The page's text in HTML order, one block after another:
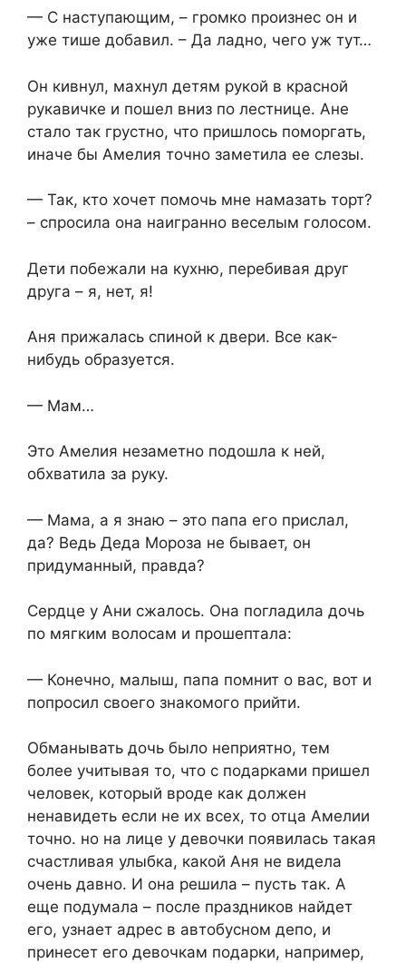
— С наступающим, – громко произнес он и
уже тише добавил. – Да ладно, чего уж тут…
Он кивнул, махнул детям рукой в красной
рукавичке и пошел вниз по лестнице. Ане
стало так грустно, что пришлось поморгать,
иначе бы Амелия точно заметила ее слезы.
— Так, кто хочет помочь мне намазать торт?
– спросила она наигранно веселым голосом.
Дети побежали на кухню, перебивая друг
друга – я, нет, я!
Аня прижалась спиной к двери. Все как-
нибудь образуется.
— Мам…
Это Амелия незаметно подошла к ней,
обхватила за руку.
— Мама, а я знаю – это папа его прислал,
да? Ведь Деда Мороза не бывает, он
придуманный, правда?
Сердце у Ани сжалось. Она погладила дочь
по мягким волосам и прошептала:
— Конечно, малыш, папа помнит о вас, вот и
попросил своего знакомого прийти.
Обманывать дочь было неприятно, тем
более учитывая то, что с подарками пришел
человек, который вроде как должен
ненавидеть если не их всех, то отца Амелии
точно. но на лице у девочки появилась такая
счастливая улыбка, какой Аня не видела
очень давно. И она решила – пусть так. А
еще подумала – после праздников найдет
его, узнает адрес в автобусном депо, и
принесет его девочкам подарки, например,